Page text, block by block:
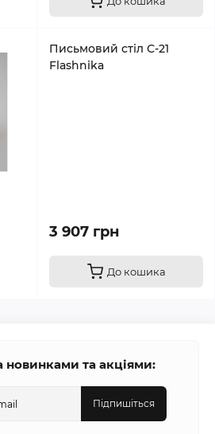
Письмовий стіл С-21
Flashnika
3 907 грн
До кошика
новинками та акціями:
Підпишіться